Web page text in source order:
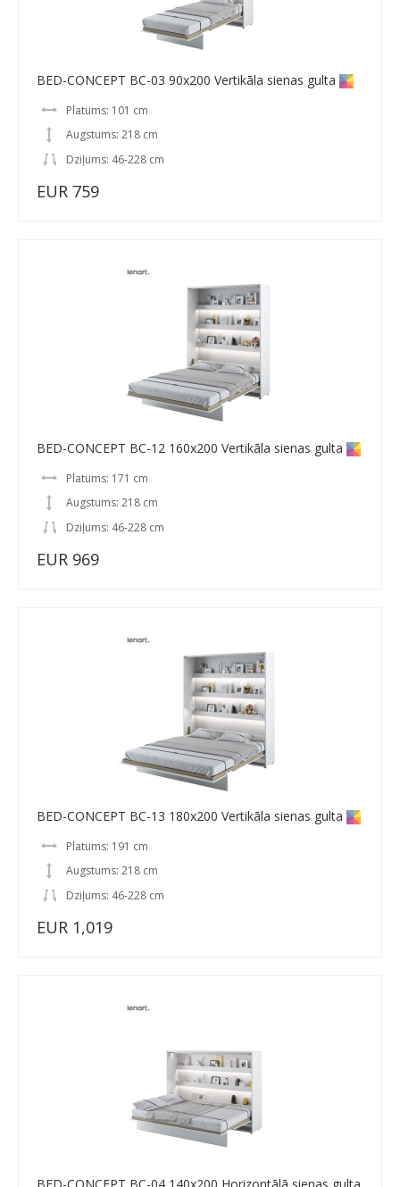
BED-CONCEPT BC-03 90x200 Vertikāla sienas gulta
Platums: 101 cm
Augstums: 218 cm
Dziļums: 46-228 cm
EUR 759
BED-CONCEPT BC-12 160x200 Vertikāla sienas gulta
Platums: 171 cm
Augstums: 218 cm
Dziļums: 46-228 cm
EUR 969
BED-CONCEPT BC-13 180x200 Vertikāla sienas gulta
Platums: 191 cm
Augstums: 218 cm
Dziļums: 46-228 cm
EUR 1,019